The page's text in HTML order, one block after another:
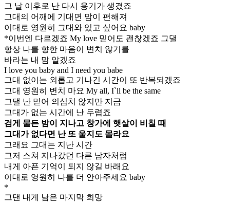
그 날 이후로 난 다시 용기가 생겼죠
그대의 어깨에 기대면 맘이 편해져
이대로 영원히 그대와 있고 싶어요 baby
*이번엔 다르겠죠 My love 믿어도 괜찮겠죠 그댈
항상 나를 향한 마음이 변치 않기를
바라는 내 맘 알겠죠
I love you baby and I need you babe
그대 없이는 외롭고 기나긴 시간이 또 반복되겠죠
그대 영원히 변치 마요 My all, I`ll be the same
그댈 난 믿어 의심치 않지만 지금
그대가 없는 시간에 난 두렵죠
검게 물든 밤이 지나고 창가에 햇살이 비칠 때
그대가 없다면 난 또 울지도 몰라요
그래요 그대는 지난 시간
그저 스쳐 지나갔던 다른 남자처럼
내게 아픈 기억이 되지 않길 바래요
이대로 영원히 나를 더 안아주세요 baby
*
그댄 내게 남은 마지막 희망